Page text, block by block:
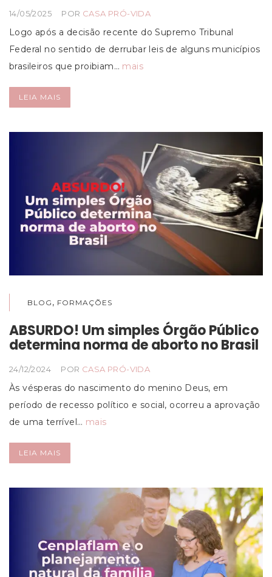
14/05/2025 POR CASA PRÓ-VIDA
Logo após a decisão recente do Supremo Tribunal
Federal no sentido de derrubar leis de alguns municípios
brasileiros que proibiam… mais
LEIA MAIS
BLOG , FORMAÇÕES
ABSURDO! Um simples Órgão Público
determina norma de aborto no Brasil
24/12/2024 POR CASA PRÓ-VIDA
Às vésperas do nascimento do menino Deus, em
período de recesso político e social, ocorreu a aprovação
de uma terrível… mais
LEIA MAIS